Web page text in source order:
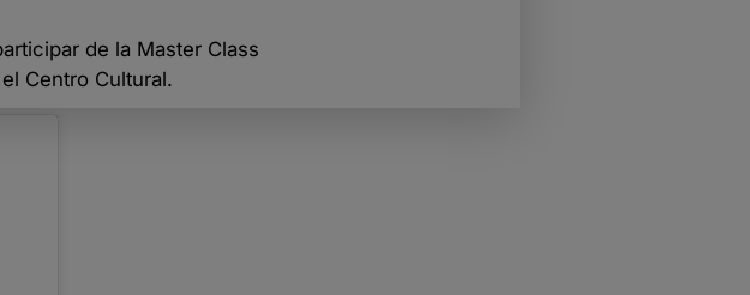
de la Master Class
Centro Cultural.